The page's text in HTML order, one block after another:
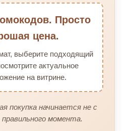
Просто
цена.
выберите подходящий
актуальное
на витрине.
покупка начинается не с
правильного момента.